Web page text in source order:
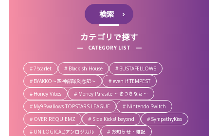
検索
カテゴリで探す
CATEGORY LIST
7'scarlet Blackish House
BUSTAFELLOWS
BYAKKO～四神部隊炎恋記～
even if TEMPEST
Honey Vibes
Money Parasite ～嘘つきな女～
My9Swallows TOPSTARS LEAGUE
Nintendo Switch
OVER REQUIEMZ
Side Kicks! beyond
SympathyKiss
UN:LOGICAL(アンロジカル
お知らせ・雑記